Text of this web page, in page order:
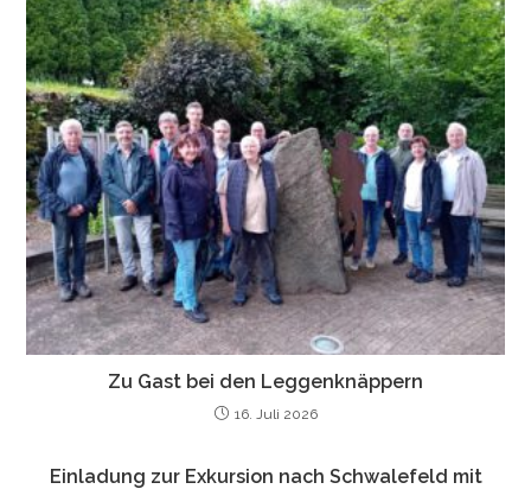
Zu Gast bei den Leggenknäppern
16. Juli 2026
Einladung zur Exkursion nach Schwalefeld mit